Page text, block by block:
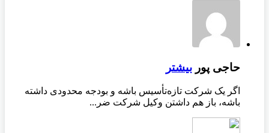
حاجی پور بیشتر
اگر یک شرکت تازه‌تأسیس باشه و بودجه محدودی داشته
باشه، باز هم داشتن وکیل شرکت ضر...